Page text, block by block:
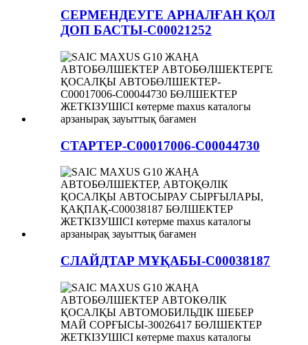
СЕРМЕНДЕУГЕ АРНАЛҒАН ҚОЛ
ДОП БАСТЫ-C00021252
СТАРТЕР-C00017006-C00044730
СЛАЙДТАР МҰҚАБЫ-C00038187